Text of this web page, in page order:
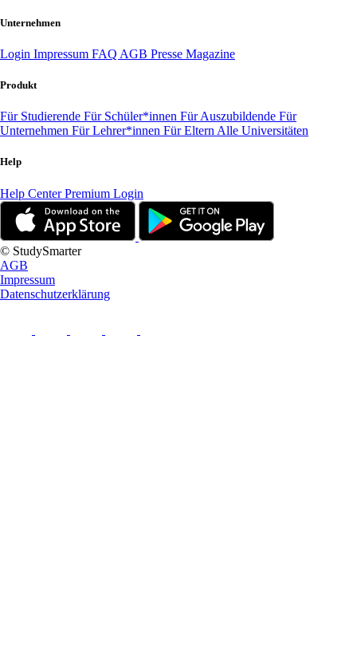
Unternehmen
Login Impressum FAQ AGB Presse Magazine
Produkt
Für Studierende Für Schüler*innen Für Auszubildende Für
Unternehmen Für Lehrer*innen Für Eltern Alle Universitäten
Help
Help CenterPremium Login
© StudySmarter
AGB
Impressum
Datenschutzerklärung